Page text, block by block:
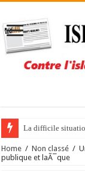
La difficile
Home / Non classé /
publique et laÃ¯que